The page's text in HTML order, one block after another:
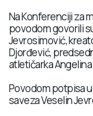
Na Konferenciji za
povodom govorili
Jevrosimović,
Djorđević,
atletičarka
Povodom potpisa
saveza Veselin